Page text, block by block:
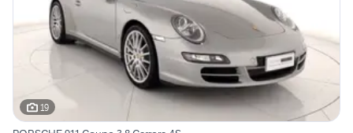
19